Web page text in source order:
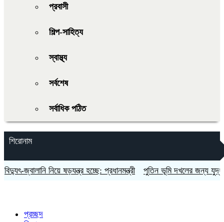
প্রবাসী
শিল্প-সাহিত্য
স্বাস্থ্য
সর্বশেষ
সর্বাধিক পঠিত
শিরোনাম
জ্বালানি নিয়ে ষড়যন্ত্র হচ্ছে: প্রধানমন্ত্রী পুতিন ভূমি দখলের জন্য যুদ্ধ
প্রচ্ছদ